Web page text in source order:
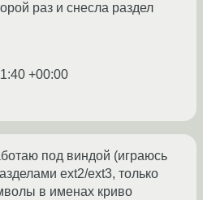
раз и снесла раздел
+00:00
под виндой (играюсь
ext2/ext3, только
в именах криво